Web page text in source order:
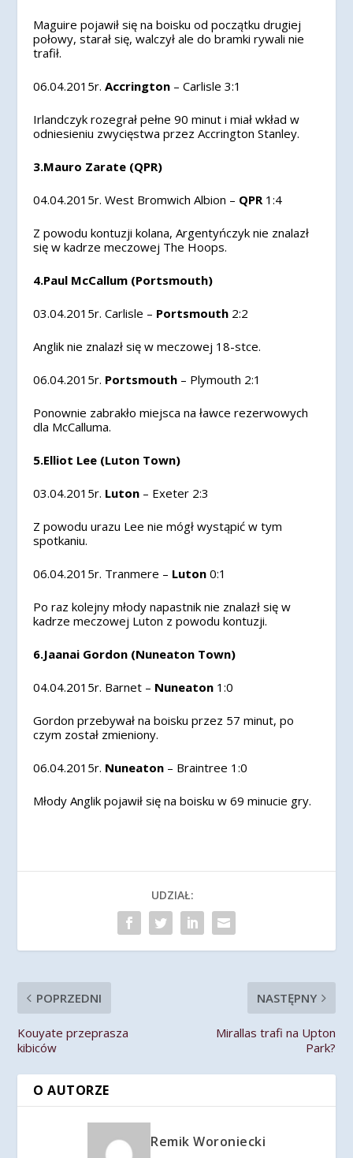
Maguire pojawił się na boisku od początku drugiej
połowy, starał się, walczył ale do bramki rywali nie
trafił.
06.04.2015r.Accrington – Carlisle 3:1
Irlandczyk rozegrał pełne 90 minut i miał wkład w
odniesieniu zwycięstwa przez Accrington Stanley.
3.Mauro Zarate (QPR)
04.04.2015r. West Bromwich Albion – QPR1:4
Z powodu kontuzji kolana, Argentyńczyk nie znalazł
się w kadrze meczowej The Hoops.
4.Paul McCallum (Portsmouth)
03.04.2015r. Carlisle – Portsmouth 2:2
Anglik nie znalazł się w meczowej 18-stce.
06.04.2015r. Portsmouth – Plymouth 2:1
Ponownie zabrakło miejsca na ławce rezerwowych
dla McCalluma.
5.Elliot Lee (Luton Town)
03.04.2015r. Luton – Exeter 2:3
Z powodu urazu Lee nie mógł wystąpić w tym
spotkaniu.
06.04.2015r. Tranmere – Luton 0:1
Po raz kolejny młody napastnik nie znalazł się w
kadrze meczowej Luton z powodu kontuzji.
6.Jaanai Gordon (Nuneaton Town)
04.04.2015r. Barnet – Nuneaton 1:0
Gordon przebywał na boisku przez 57 minut, po
czym został zmieniony.
06.04.2015r. Nuneaton – Braintree 1:0
Młody Anglik pojawił się na boisku w 69 minucie gry.
UDZIAŁ:
POPRZEDNI
Kouyate przeprasza
kibiców
NASTĘPNY
Mirallas trafi na Upton
Park?
O AUTORZE
Remik Woroniecki